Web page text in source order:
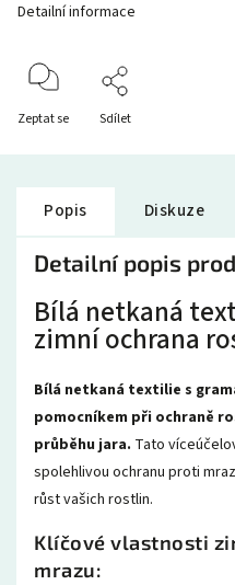
Detailní informace
Zeptat se Sdílet
Popis Diskuze
Detailní popis
Bílá netkaná
zimní ochrana
Bílá netkaná textilie s
pomocníkem při ochraně
průběhu jara. Tato
spolehlivou ochranu proti
růst vašich rostlin.
Klíčové vlastnosti
mrazu: